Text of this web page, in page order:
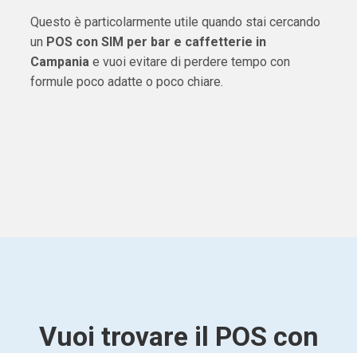
Questo è particolarmente utile quando stai cercando
un POS con SIM per bar e caffetterie in
Campaniae vuoi evitare di perdere tempo con
formule poco adatte o poco chiare.
Vuoi trovare il POS con